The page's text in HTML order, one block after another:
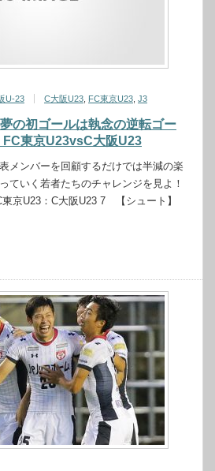
U-23 C大阪U23 FC東京U23 J3
の初ゴールは執念の逆転ゴー
東京U23vsC大阪U23
メンバーを回顧するだけでは半減の楽
ていく若者たちのチャレンジを見よ！
東京U23：C大阪U23 7 【シュート】